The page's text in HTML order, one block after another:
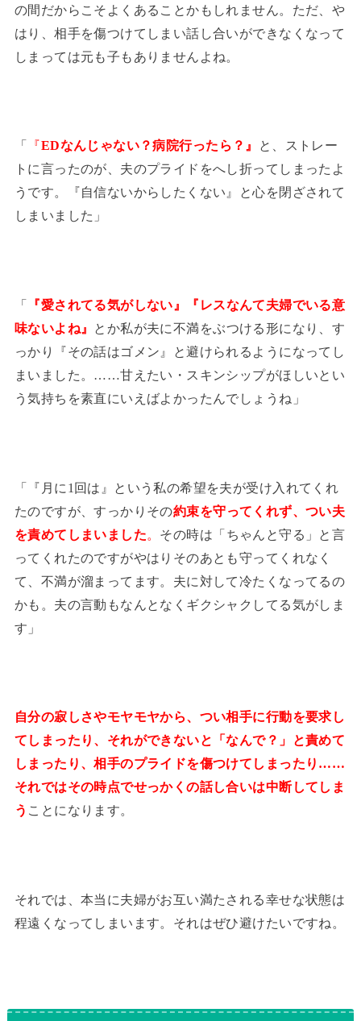
の間だからこそよくあることかもしれません。ただ、や
はり、相手を傷つけてしまい話し合いができなくなって
しまっては元も子もありませんよね。
「 『EDなんじゃない？病院行ったら？』
と、ストレー
トに言ったのが、夫のプライドをへし折ってしまったよ
うです。『自信ないからしたくない』と心を閉ざされて
しまいました」
「 『愛されてる気がしない』『レスなんて夫婦でいる意
味ないよね』 とか私が夫に不満をぶつける形になり、す
っかり『その話はゴメン』と避けられるようになってし
まいました。……甘えたい・スキンシップがほしいとい
う気持ちを素直にいえばよかったんでしょうね」
「『月に1回は』という私の希望を夫が受け入れてくれ
たのですが、すっかりその約束を守ってくれず、つい夫
を責めてしまいました。 その時は「ちゃんと守る」と言
ってくれたのですがやはりそのあとも守ってくれなく
て、不満が溜まってます。夫に対して冷たくなってるの
かも。夫の言動もなんとなくギクシャクしてる気がしま
す」
自分の寂しさやモヤモヤから、つい相手に行動を要求し
てしまったり、それができないと「なんで？」と責めて
しまったり、相手のプライドを傷つけてしまったり……
それではその時点でせっかくの話し合いは中断してしま
う ことになります。
それでは、本当に夫婦がお互い満たされる幸せな状態は
程遠くなってしまいます。それはぜひ避けたいですね。